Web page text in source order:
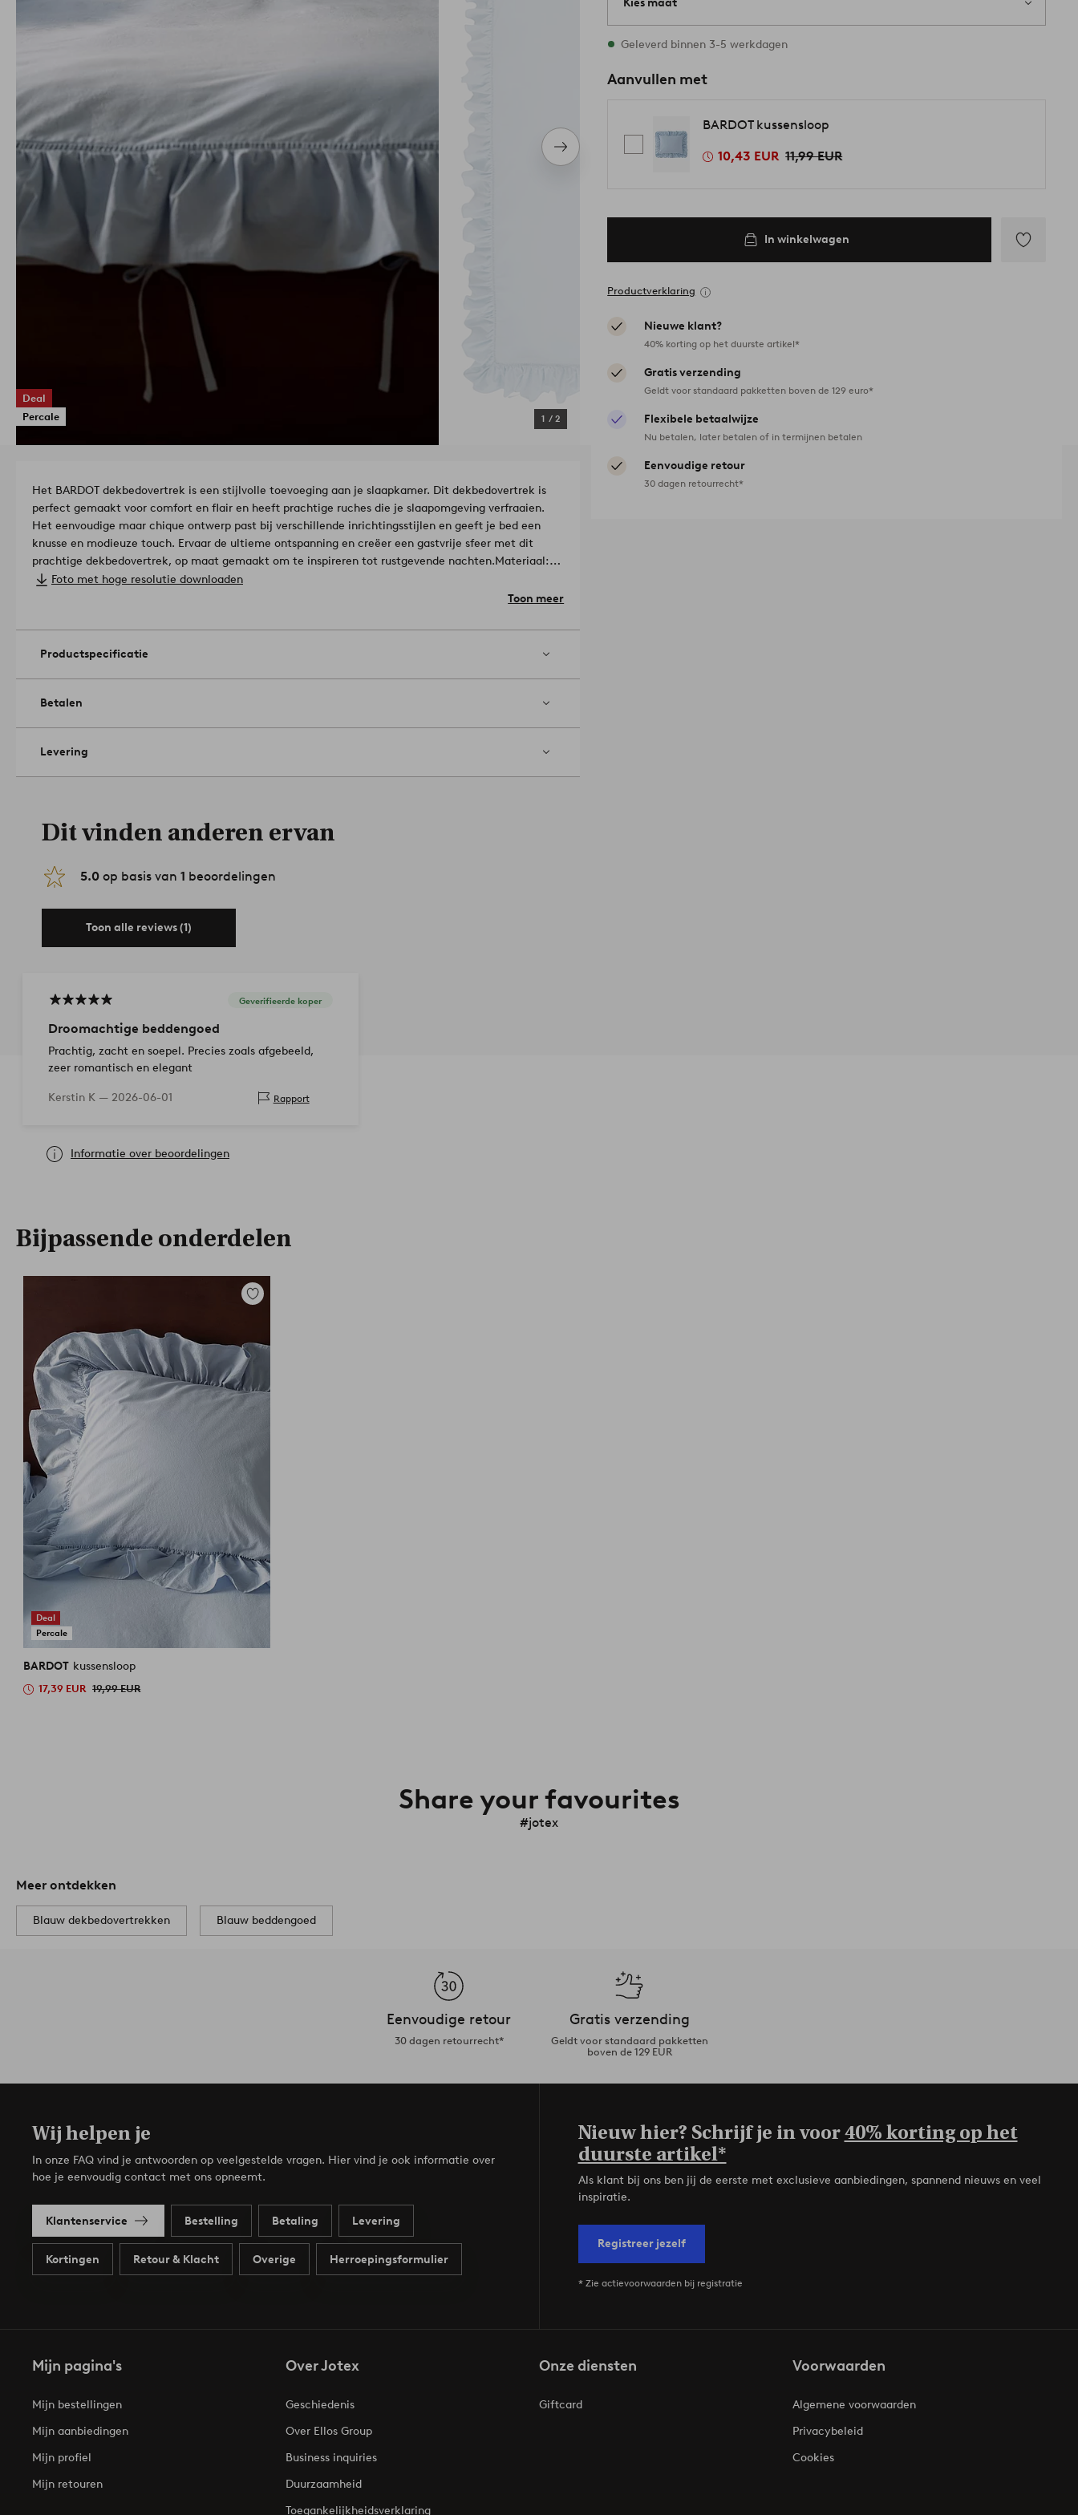
Volgend
item
Deal
Percale
1 / 2
Kies maat
Alle maten zijn op voorraad
Geleverd binnen 3-5 werkdagen
Aanvullen met
BARDOT kussensloop
10,43 EUR 11,99 EUR
In winkelwagen
Productverklaring
Nieuwe klant?
40% korting op het duurste artikel*
Gratis verzending
Geldt voor standaard pakketten boven de 129 euro*
Flexibele betaalwijze
Nu betalen, later betalen of in termijnen betalen
Eenvoudige retour
30 dagen retourrecht*
Het BARDOT dekbedovertrek is een stijlvolle toevoeging aan je slaapkamer. Dit dekbedovertrek is
perfect gemaakt voor comfort en flair en heeft prachtige ruches die je slaapomgeving verfraaien.
Het eenvoudige maar chique ontwerp past bij verschillende inrichtingsstijlen en geeft je bed een
knusse en modieuze touch. Ervaar de ultieme ontspanning en creëer een gastvrije sfeer met dit
prachtige dekbedovertrek, op maat gemaakt om te inspireren tot rustgevende nachten.Materiaal:
100% Katoen.
een stof. Hoe hoger de draaddichtheid, hoe hoger de kwaliteit.).Drogen in de droogtrommel op
middelhoog vuur. Strijkijzer op hoge temperatuur. Hoogste temp. 200°C. Machinewasbaar op 60°.
Foto met hoge resolutie downloaden
Toon meer
Productspecificatie
Betalen
Levering
Dit vinden anderen ervan
5.0 op basis van 1 beoordelingen
Toon alle reviews (1)
Geverifieerde koper
Droomachtige beddengoed
Prachtig, zacht en soepel. Precies zoals afgebeeld,
zeer romantisch en elegant
Kerstin K — 2026-06-01 Rapport
Informatie over beoordelingen
Bijpassende onderdelen
Deal
Percale
Toevoegen
BARDOT kussensloop
17,39 EUR 19,99 EUR
Share your favourites
#jotex
Meer ontdekken
Blauw dekbedovertrekken Blauw beddengoed
Eenvoudige retour
30 dagen retourrecht*
Gratis verzending
Geldt voor standaard pakketten
boven de 129 EUR
Wij helpen je
In onze FAQ vind je antwoorden op veelgestelde vragen. Hier vind je ook informatie over
hoe je eenvoudig contact met ons opneemt.
Klantenservice Bestelling Betaling Levering
Kortingen Retour & Klacht Overige Herroepingsformulier
Nieuw hier? Schrijf je in voor40% korting op het
duurste artikel*
Als klant bij ons ben jij de eerste met exclusieve aanbiedingen, spannend nieuws en veel
inspiratie.
Registreer jezelf
* Zie actievoorwaarden bij registratie
Mijn pagina's
Mijn bestellingen
Mijn aanbiedingen
Mijn profiel
Mijn retouren
Over Jotex
Geschiedenis
Over Ellos Group
Business inquiries
Duurzaamheid
Toegankelijkheidsverklaring
Onze diensten
Giftcard
Voorwaarden
Algemene voorwaarden
Privacybeleid
Cookies